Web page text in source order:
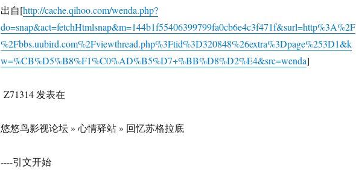
出自[http://cache.qihoo.com/wenda.php?
do=snap&act=fetchHtmlsnap&m=144b1f55406399799fa0cb6e4c3f471f&surl=http%3A%2F
%2Fbbs.uubird.com%2Fviewthread.php%3Ftid%3D320848%26extra%3Dpage%253D1&k
w=%CB%D5%B8%F1%C0%AD%B5%D7+%BB%D8%D2%E4&src=wenda]
Z71314 发表在
悠悠鸟影视论坛 » 心情驿站 » 回忆苏格拉底
----引文开始